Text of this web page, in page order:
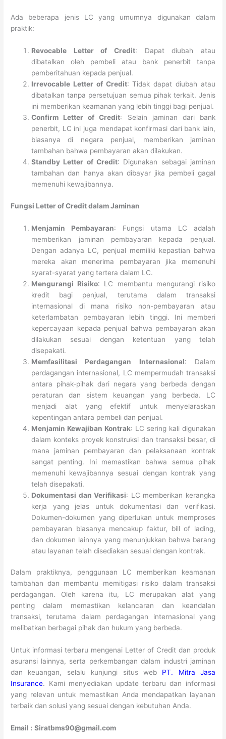
Ada beberapa jenis LC yang umumnya digunakan dalam
praktik:
Revocable Letter of Credit: Dapat diubah atau
dibatalkan oleh pembeli atau bank penerbit tanpa
pemberitahuan kepada penjual.
Irrevocable Letter of Credit: Tidak dapat diubah atau
dibatalkan tanpa persetujuan semua pihak terkait. Jenis
ini memberikan keamanan yang lebih tinggi bagi penjual.
Confirm Letter of Credit: Selain jaminan dari bank
penerbit, LC ini juga mendapat konfirmasi dari bank lain,
biasanya di negara penjual, memberikan jaminan
tambahan bahwa pembayaran akan dilakukan.
Standby Letter of Credit: Digunakan sebagai jaminan
tambahan dan hanya akan dibayar jika pembeli gagal
memenuhi kewajibannya.
Fungsi Letter of Credit dalam Jaminan
Menjamin Pembayaran: Fungsi utama LC adalah
memberikan jaminan pembayaran kepada penjual.
Dengan adanya LC, penjual memiliki kepastian bahwa
mereka akan menerima pembayaran jika memenuhi
syarat-syarat yang tertera dalam LC.
Mengurangi Risiko: LC membantu mengurangi risiko
kredit bagi penjual, terutama dalam transaksi
internasional di mana risiko non-pembayaran atau
keterlambatan pembayaran lebih tinggi. Ini memberi
kepercayaan kepada penjual bahwa pembayaran akan
dilakukan sesuai dengan ketentuan yang telah
disepakati.
Memfasilitasi Perdagangan Internasional: Dalam
perdagangan internasional, LC mempermudah transaksi
antara pihak-pihak dari negara yang berbeda dengan
peraturan dan sistem keuangan yang berbeda. LC
menjadi alat yang efektif untuk menyelaraskan
kepentingan antara pembeli dan penjual.
Menjamin Kewajiban Kontrak: LC sering kali digunakan
dalam konteks proyek konstruksi dan transaksi besar, di
mana jaminan pembayaran dan pelaksanaan kontrak
sangat penting. Ini memastikan bahwa semua pihak
memenuhi kewajibannya sesuai dengan kontrak yang
telah disepakati.
Dokumentasi dan Verifikasi: LC memberikan kerangka
kerja yang jelas untuk dokumentasi dan verifikasi.
Dokumen-dokumen yang diperlukan untuk memproses
pembayaran biasanya mencakup faktur, bill of lading,
dan dokumen lainnya yang menunjukkan bahwa barang
atau layanan telah disediakan sesuai dengan kontrak.
Dalam praktiknya, penggunaan LC memberikan keamanan
tambahan dan membantu memitigasi risiko dalam transaksi
perdagangan. Oleh karena itu, LC merupakan alat yang
penting dalam memastikan kelancaran dan keandalan
transaksi, terutama dalam perdagangan internasional yang
melibatkan berbagai pihak dan hukum yang berbeda.
Untuk informasi terbaru mengenai Letter of Credit dan produk
asuransi lainnya, serta perkembangan dalam industri jaminan
dan keuangan, selalu kunjungi situs web PT. Mitra Jasa
Insurance. Kami menyediakan update terbaru dan informasi
yang relevan untuk memastikan Anda mendapatkan layanan
terbaik dan solusi yang sesuai dengan kebutuhan Anda.
Email : Siratbms90@gmail.com